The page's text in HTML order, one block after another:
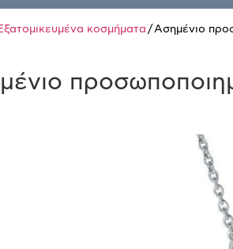
κοσμήματα / Ασημένιο